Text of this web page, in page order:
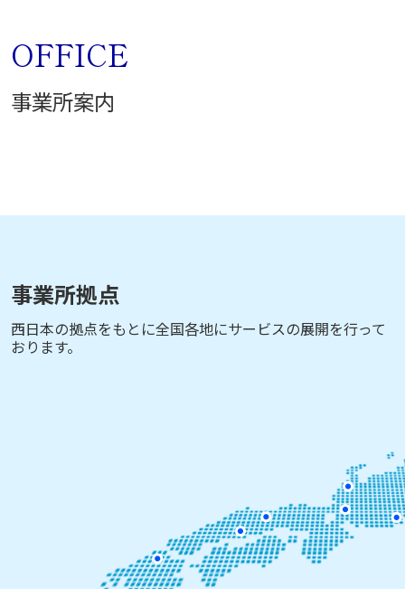
OFFICE
事業所案内
事業所拠点
西日本の拠点をもとに全国各地にサービスの展開を行って
おります。